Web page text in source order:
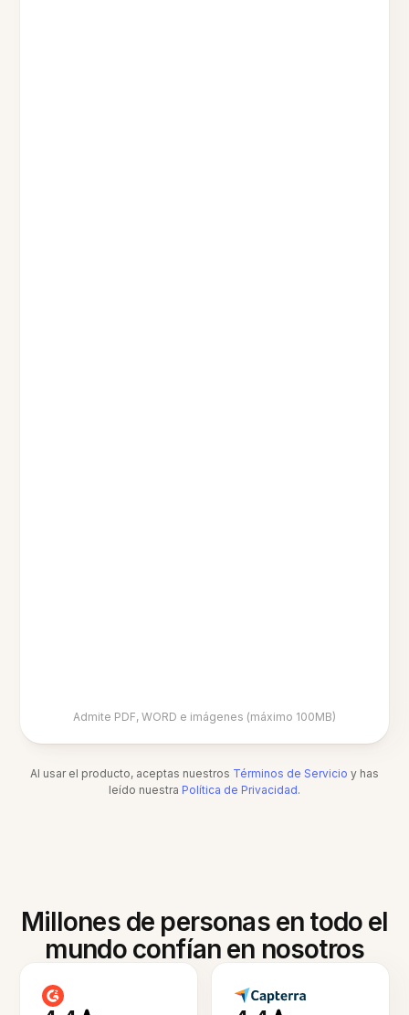
Admite PDF, WORD e imágenes (máximo 100MB)
Al usar el producto, aceptas nuestros Términos de Servicio y has
leído nuestra Política de Privacidad.
Millones de personas en todo el
mundo confían en nosotros